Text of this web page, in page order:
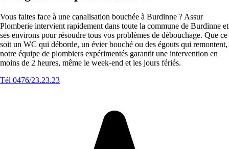
Vous faites face à une canalisation bouchée à Burdinne ? Assur
Plomberie intervient rapidement dans toute la commune de Burdinne et
ses environs pour résoudre tous vos problèmes de débouchage. Que ce
soit un WC qui déborde, un évier bouché ou des égouts qui remontent,
notre équipe de plombiers expérimentés garantit une intervention en
moins de 2 heures, même le week-end et les jours fériés.
Tél 0476/23.23.23